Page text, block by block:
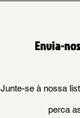
Envia-
Junte-se à nossa
perca